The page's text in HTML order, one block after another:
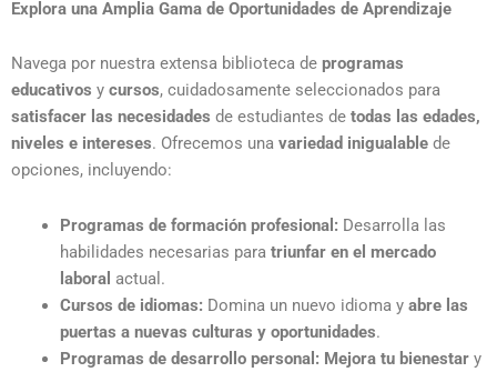
Explora una Amplia Gama de Oportunidades de Aprendizaje
Navega por nuestra extensa biblioteca de programas
educativos y cursos, cuidadosamente seleccionados para
satisfacer las necesidades de estudiantes de todas las edades,
niveles e intereses. Ofrecemos una variedad inigualable de
opciones, incluyendo:
Programas de formación profesional: Desarrolla las
habilidades necesarias para triunfar en el mercado
laboral actual.
Cursos de idiomas: Domina un nuevo idioma y abre las
puertas a nuevas culturas y oportunidades.
Programas de desarrollo personal: Mejora tu bienestary